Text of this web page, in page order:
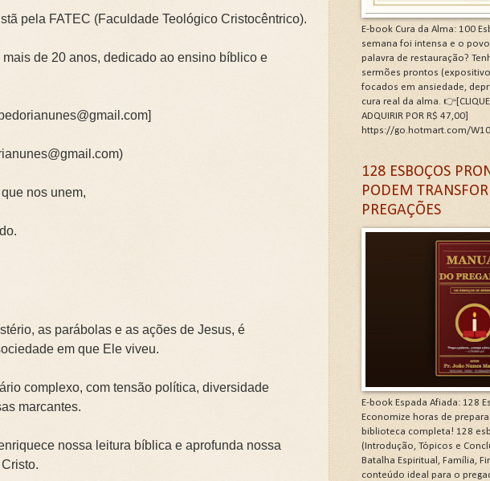
Caminhos de Gratidão e Renovação.Clique na letra G
O CÓDIGO DA GRATIDÃO. Clique na letra G
DA IGREJA PARA A EVANGELIZAÇÃO. Clique na letra G
pela FATEC (Faculdade Teológico Cristocêntrico).
de 20 anos, dedicado ao ensino bíblico e
nos unem,
as parábolas e as ações de Jesus, é
em que Ele viveu.
complexo, com tensão política, diversidade
marcantes.
nossa leitura bíblica e aprofunda nossa
E-book Cura da Alma: 100
semana foi intensa e o
palavra de restauração?
sermões prontos
focados em ansiedade,
cura real da alma. 👉[CLIQUE
ADQUIRIR POR R$ 47,00]
https://go.hotmart.com/
128 ESBOÇOS
PODEM
PREGAÇÕES
E-book Espada Afiada: 128
Economize horas de
biblioteca completa! 128
(Introdução, Tópicos e
Batalha Espiritual, Família,
conteúdo ideal para o